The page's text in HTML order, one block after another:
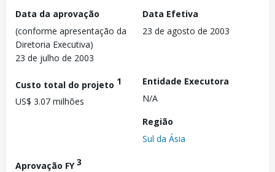
Data da aprovação
(conforme apresentação da
Diretoria Executiva)
23 de julho de 2003
Data Efetiva
23 de agosto de 2003
Custo total do projeto 1
US$ 3.07 milhões
Entidade Executora
N/A
Região
Sul da Ásia
Aprovação FY3